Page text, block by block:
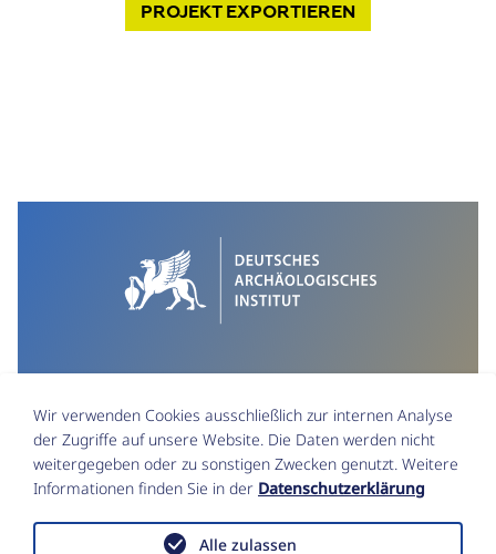
E. Wegner, Silent Voices. Analysing Colour Remains on
PROJEKTEXPORTIEREN
Impressum
Datenschutz
Funktionsstellen & Beauftragte
Wir verwenden Cookies ausschließlich zur internen Analyse
der Zugriffe auf unsere Website. Die Daten werden nicht
weitergegeben oder zu sonstigen Zwecken genutzt. Weitere
Informationen finden Sie in der Datenschutzerklärung
Alle zulassen